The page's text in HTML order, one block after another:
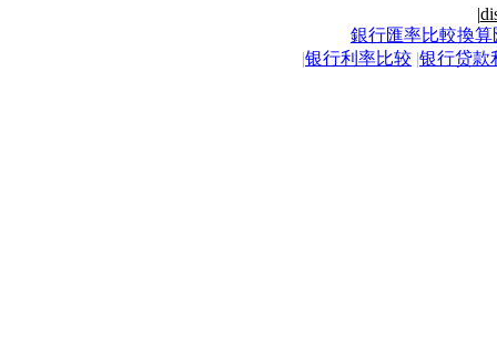
|
銀行匯率比較換算
|银行利率比较 |银行贷款